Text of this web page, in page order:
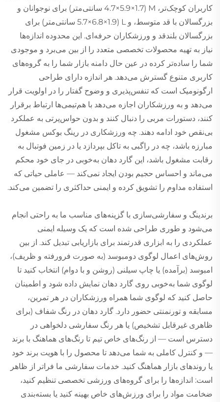
کاربران کوچک‌تر، M (4.7×5.9×1.7 سانتی‌متر) برای نوجوانان و
بزرگسالان با قد متوسط، و L (5.7×6.8×1.9 سانتی‌متر) برای
بزرگسالان بلندقد و ورزشکاران حرفه‌ای. این محدوده اندازه‌ها
نیاز به تهیه محصولات تخصصی متعدد را از بین می‌برد و موجودی
شما را ساده‌تر کرده در عین حال دامنه بازار شما را به گروه‌های
کاربری متنوع گسترش می‌دهد. هر اندازه دارای طراحی
ارگونومیک است که تنفس‌پذیری و وضوح گفتار را در اولویت قرار
می‌دهد و به ورزشکاران اجازه می‌دهد با هم‌تیمی‌ها ارتباط برقرار
کنند، دستورات مربی را دنبال کنند و بدون حواس‌پرتی به عملکرد
بی‌نقص خود ادامه دهند. چه ورزشکاری در رینگ بوکس مشغول
مبارزه باشد، چه در راگبی به تاکل بپردازد یا در زمین فوتبال به
رقابت مشغول باشد، این گارد دهان به‌خوبی در جای خود محکم
می‌ماند و احساس حجیم بودن ایجاد نمی‌کند — عاملی حیاتی که
استفاده مداوم را تشویق کرده و ایمنی حداکثری را تضمین می‌کند.
برندینگ و سفارشی‌سازی با گزینه‌های مناسب ما به راحتی انجام
می‌شود و طوری طراحی شده است که یک وسیله ایمنی
عملکردی را به ابزاری قدرتمند برای بازاریابی تبدیل کند. از بین
روش‌های اعمال لوگوی دومبوسد (به صورت فرورفته و ظریف)،
امبوسد (برآمده) یا چاپ سیلنی (روشن و با دوام) انتخاب کنید تا
لوگوی شما به‌خوبی روی گارد دهان نمایش داده شود و اطمینان
حاصل کنید که لوگوی شما همراه ورزشکاران در هر تمرین،
مسابقه و تورنمنتی حضور دارد. گارد دهان در رنگ شفاف (برای
ظاهری غیرقابل تشخیص) یا هر رنگ سفارشی دلخواهی در
دسترس است — از رنگ‌های خاص تیم تا رنگ‌های هماهنگ با برند
— و کنترل کاملی به شما می‌دهد تا محصول را با هویت برند خود
یا روندهای بازار هماهنگ کنید. خدمات سفارشی ما فراتر از ظاهر
است: اندازه‌ها را برای گروه‌های ورزشی تخصصی تنظیم کنید،
ضخامت مواد را برای ورزش‌های خاص بهینه کنید یا بسته‌بندی